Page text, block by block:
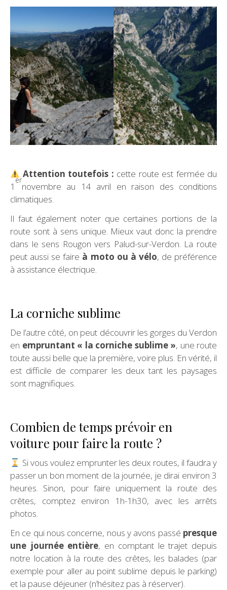
Attention toutefois : cette route est fermée du
1
er
novembre au 14 avril en raison des conditions
climatiques.
Il faut également noter que certaines portions de la
route sont à sens unique. Mieux vaut donc la prendre
dans le sens Rougon vers Palud-sur-Verdon. La route
peut aussi se faire à moto ou à vélo, de préférence
à assistance électrique.
La corniche sublime
De l’autre côté, on peut découvrir les gorges du Verdon
en empruntant « la corniche sublime », une route
toute aussi belle que la première, voire plus. En vérité, il
est difficile de comparer les deux tant les paysages
sont magnifiques.
Combien de temps prévoir en
voiture pour faire la route ?
Si vous voulez emprunter les deux routes, il faudra y
passer un bon moment de la journée, je dirai environ 3
heures. Sinon, pour faire uniquement la route des
crêtes, comptez environ 1h-1h30, avec les arrêts
photos.
En ce qui nous concerne, nous y avons passé presque
une journée entière, en comptant le trajet depuis
notre location à la route des crêtes, les balades (par
exemple pour aller au point sublime depuis le parking)
et la pause déjeuner (n’hésitez pas à réserver).